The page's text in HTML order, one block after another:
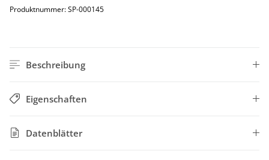
Produktnummer:SP-000145
Beschreibung
Eigenschaften
Datenblätter